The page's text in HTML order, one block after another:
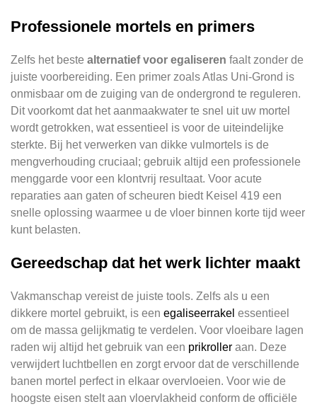
Professionele mortels en primers
Zelfs het beste alternatief voor egaliseren faalt zonder de
juiste voorbereiding. Een primer zoals Atlas Uni-Grond is
onmisbaar om de zuiging van de ondergrond te reguleren.
Dit voorkomt dat het aanmaakwater te snel uit uw mortel
wordt getrokken, wat essentieel is voor de uiteindelijke
sterkte. Bij het verwerken van dikke vulmortels is de
mengverhouding cruciaal; gebruik altijd een professionele
menggarde voor een klontvrij resultaat. Voor acute
reparaties aan gaten of scheuren biedt Keisel 419 een
snelle oplossing waarmee u de vloer binnen korte tijd weer
kunt belasten.
Gereedschap dat het werk lichter maakt
Vakmanschap vereist de juiste tools. Zelfs als u een
dikkere mortel gebruikt, is een egaliseerrakel essentieel
om de massa gelijkmatig te verdelen. Voor vloeibare lagen
raden wij altijd het gebruik van een prikroller aan. Deze
verwijdert luchtbellen en zorgt ervoor dat de verschillende
banen mortel perfect in elkaar overvloeien. Voor wie de
hoogste eisen stelt aan vloervlakheid conform de officiële